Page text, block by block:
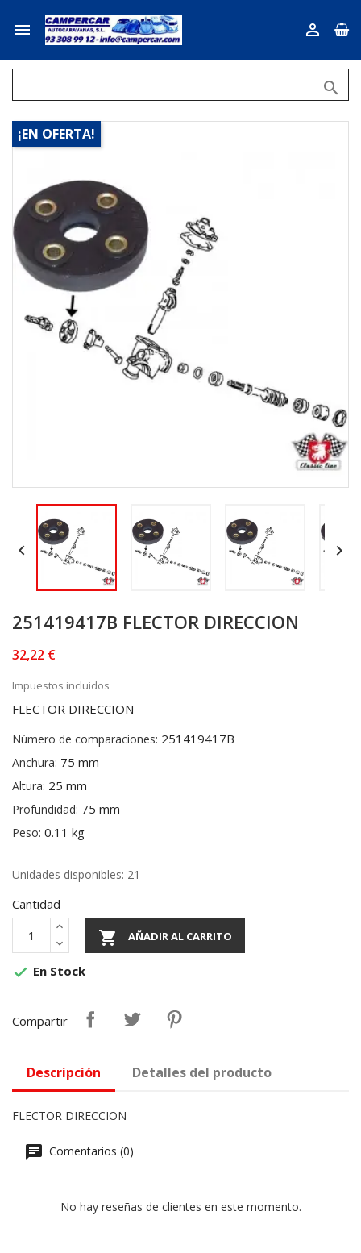
 

¡EN OFERTA!
 
251419417B FLECTOR DIRECCION
32,22 €
Impuestos incluidos
FLECTOR DIRECCION
Número de comparaciones: 251419417B
Anchura: 75 mm
Altura: 25 mm
Profundidad: 75 mm
Peso: 0.11 kg
Unidades disponibles: 21
Cantidad
 AÑADIR AL CARRITO
 En Stock
Compartir
Descripción Detalles del producto
FLECTOR DIRECCION
Comentarios (0)
No hay reseñas de clientes en este momento.